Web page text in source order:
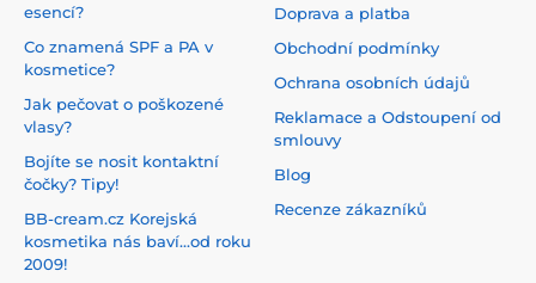
esencí?
Co znamená SPF a PA v
kosmetice?
Jak pečovat o poškozené
vlasy?
Bojíte se nosit kontaktní
čočky? Tipy!
BB-cream.cz Korejská
kosmetika nás baví...od roku
2009!
Doprava a platba
Obchodní podmínky
Ochrana osobních údajů
Reklamace a Odstoupení od
smlouvy
Blog
Recenze zákazníků